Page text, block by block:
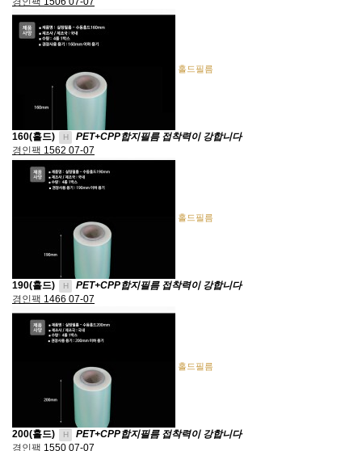
홀드필름
160(홀드) H
PET+CPP합지필름 접착력이 강합니다
경인팩 1562 07-07
홀드필름
190(홀드) H
PET+CPP합지필름 접착력이 강합니다
경인팩 1466 07-07
홀드필름
200(홀드) H
PET+CPP합지필름 접착력이 강합니다
경인팩 1550 07-07